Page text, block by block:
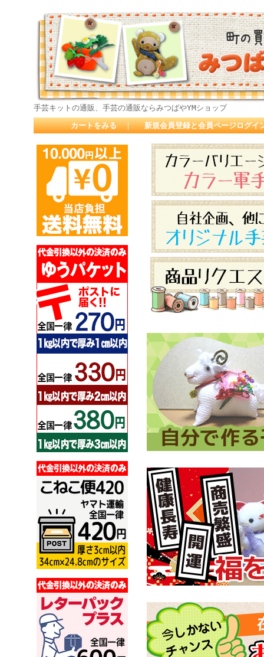
手芸キットの通販、手芸の通販ならみつばやYMショップ
カートをみる ｜ 新規会員登録と会員ページログイ